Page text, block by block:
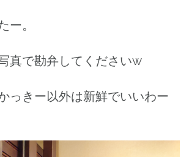
ー。
真で勘弁してくださいw
っきー以外は新鮮でいいわー